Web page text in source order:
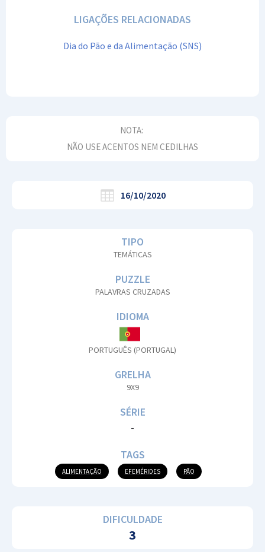
LIGAÇÕES RELACIONADAS
Dia do Pão e da Alimentação (SNS)
NOTA:
NÃO USE ACENTOS NEM CEDILHAS
16/10/2020
TIPO
TEMÁTICAS
PUZZLE
PALAVRAS CRUZADAS
IDIOMA
PORTUGUÊS (PORTUGAL)
GRELHA
9X9
SÉRIE
-
TAGS
ALIMENTAÇÃO EFEMÉRIDES PÃO
DIFICULDADE
3